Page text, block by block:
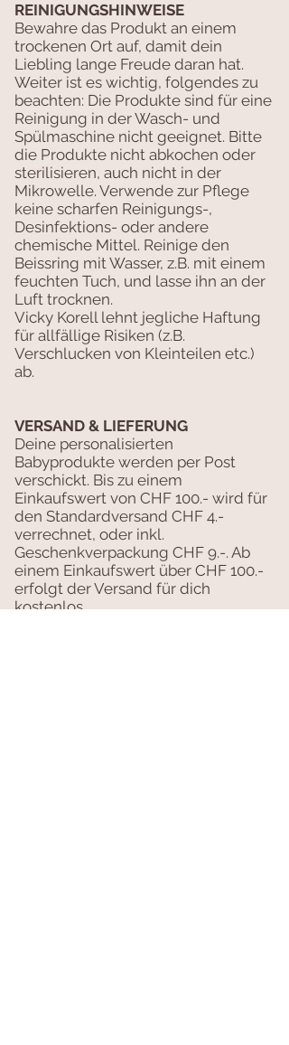
REINIGUNGSHINWEISE
Bewahre das Produkt an einem
trockenen Ort auf, damit dein
Liebling lange Freude daran hat.
Weiter ist es wichtig, folgendes zu
beachten: Die Produkte sind für eine
Reinigung in der Wasch- und
Spülmaschine nicht geeignet. Bitte
die Produkte nicht abkochen oder
sterilisieren, auch nicht in der
Mikrowelle. Verwende zur Pflege
keine scharfen Reinigungs-,
Desinfektions- oder andere
chemische Mittel. Reinige den
Beissring mit Wasser, z.B. mit einem
feuchten Tuch, und lasse ihn an der
Luft trocknen.
Vicky Korell lehnt jegliche Haftung
für allfällige Risiken (z.B.
Verschlucken von Kleinteilen etc.)
ab.
VERSAND & LIEFERUNG
Deine personalisierten
Babyprodukte werden per Post
verschickt. Bis zu einem
Einkaufswert von CHF 100.- wird für
den Standardversand CHF 4.-
verrechnet, oder inkl.
Geschenkverpackung CHF 9.-. Ab
einem Einkaufswert über CHF 100.-
erfolgt der Versand für dich
kostenlos.